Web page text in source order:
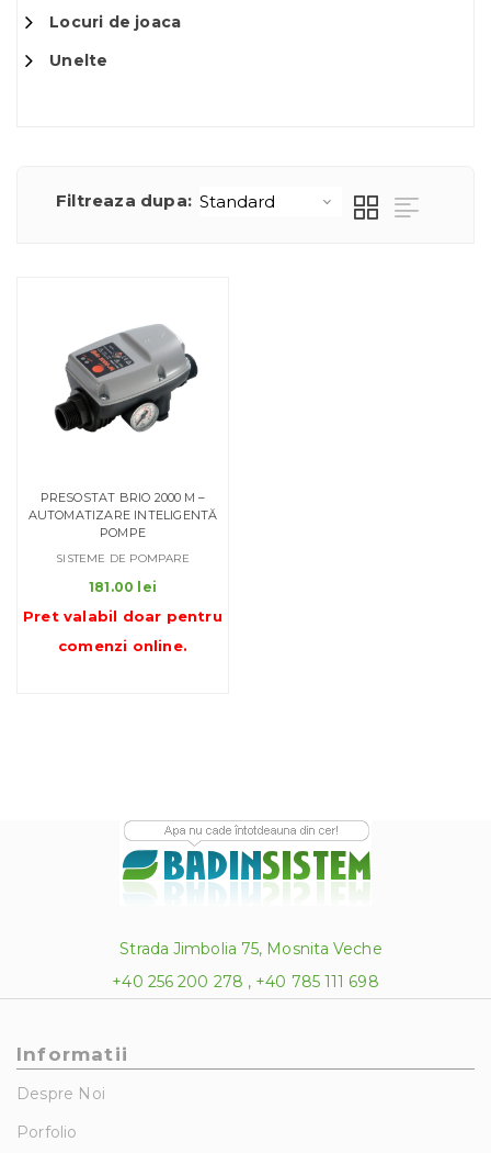
Locuri de joaca
Unelte
Filtreaza dupa:
PRESOSTAT BRIO 2000 M –
AUTOMATIZARE INTELIGENTĂ
POMPE
SISTEME DE POMPARE
181.00 lei
Pret valabil doar pentru
comenzi online.
Strada Jimbolia 75, Mosnita Veche
+40 256 200 278 , +40 785 111 698
Informatii
Despre Noi
Porfolio